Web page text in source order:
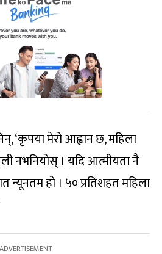
‘कृपया मेरो आह्वान छ, महिला
नभनियोस् । यदि आत्मीयता नै
न्यूनतम हो । ५० प्रतिशहत महिला